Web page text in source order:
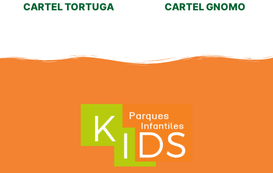
CARTEL TORTUGA CARTEL GNOMO